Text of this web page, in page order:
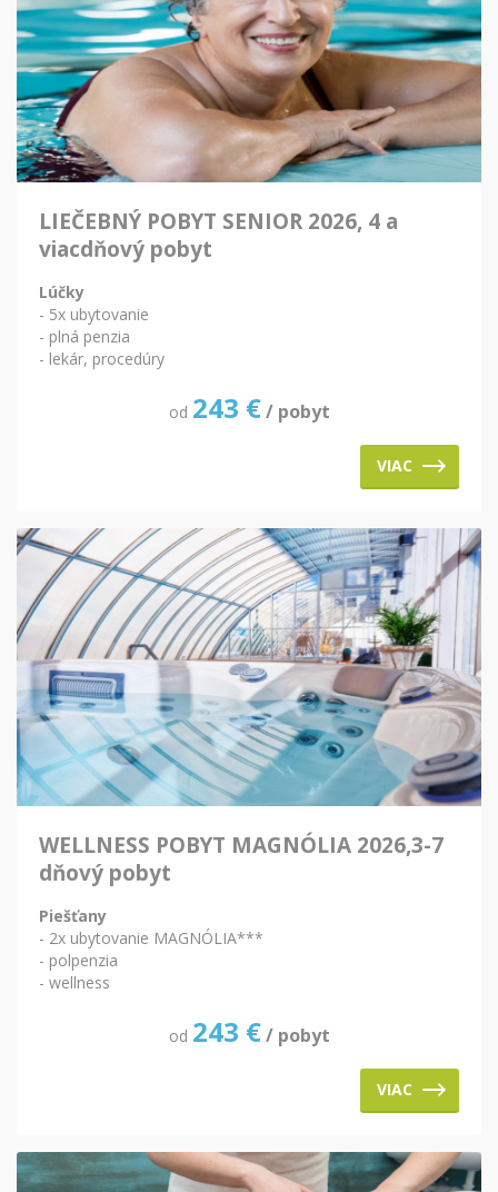
LIEČEBNÝ POBYT SENIOR 2026, 4 a
viacdňový pobyt
Lúčky
- 5x ubytovanie
- plná penzia
- lekár, procedúry
od 243 € / pobyt
VIAC
WELLNESS POBYT MAGNÓLIA 2026,3-7
dňový pobyt
Piešťany
- 2x ubytovanie MAGNÓLIA***
- polpenzia
- wellness
od 243 € / pobyt
VIAC